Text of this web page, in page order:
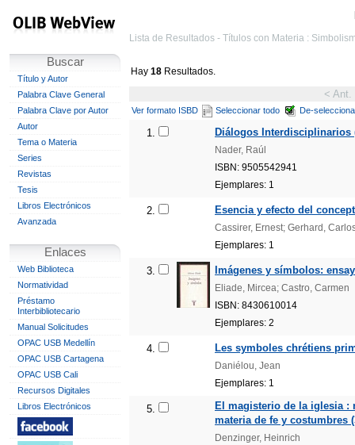
Buscar
Título y Autor
Palabra Clave General
Palabra Clave por Autor
Autor
Tema o Materia
Series
Revistas
Tesis
Libros Electrónicos
Avanzada
Enlaces
Web Biblioteca
Normatividad
Préstamo
Interbibliotecario
Manual Solicitudes
OPAC USB Medellín
OPAC USB Cartagena
OPAC USB Cali
Recursos Digitales
Libros Electrónicos
Lista de Resultados - Títulos con Materia :
Hay 18 Resultados.
< Ant.
Ver formato ISBD Seleccionar todo De-
1. Diálogos Interdisciplinarios
Nader, Raúl
ISBN: 9505542941
Ejemplares: 1
2. Esencia y efecto del
Cassirer, Ernest; Gerhard,
Ejemplares: 1
3. Imágenes y símbolos:
Eliade, Mircea; Castro, Carmen
ISBN: 8430610014
Ejemplares: 2
4. Les symboles chrétiens
Daniélou, Jean
Ejemplares: 1
5.
El magisterio de la iglesia
materia de fe y costumbres
Denzinger, Heinrich